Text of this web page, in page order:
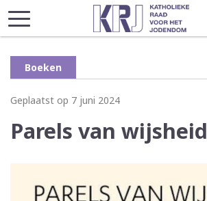
Boeken
Geplaatst op 7 juni 2024
Parels van wijsheid